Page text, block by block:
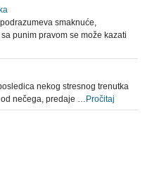
smaknuće,
punim pravom se može kazati
nekog stresnog trenutka
nečega, predaje … Pročitaj